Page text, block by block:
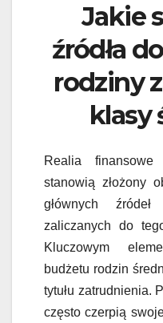
Jakie
źródła
rodziny
klasy
Realia
stanowią złożony
głównych
zaliczanych do
Kluczowym
budżetu rodzin
tytułu zatrudnienia.
często czerpią